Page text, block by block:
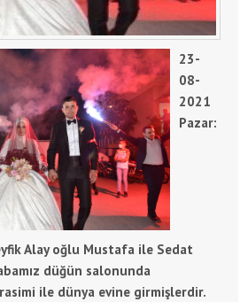
23-
08-
2021
Pazar:
Alay oğlu Mustafa ile Sedat
düğün salonunda
ile dünya evine girmişlerdir.